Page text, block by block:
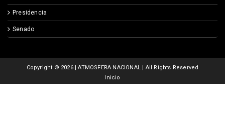
Presidencia
Senado
Copyright © 2026 | ATMOSFERA NACIONAL | All Rights Reserved
Inicio